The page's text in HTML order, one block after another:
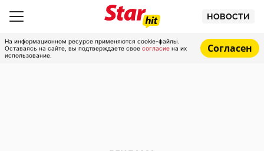
НОВОСТИ
На информационном ресурсе применяются cookie-файлы.
Оставаясь на сайте, вы подтверждаете свое согласие на их
использование.
Согласен